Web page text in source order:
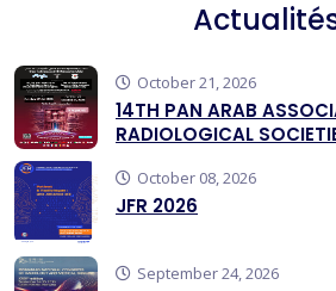
October 21, 2026
14TH PAN ARAB
RADIOLOGICAL
October 08, 2026
JFR 2026
September 24, 2026